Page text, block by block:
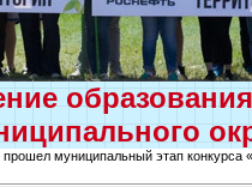
муниципальный этап конкурса